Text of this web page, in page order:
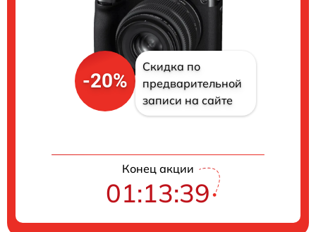
-20%
Скидка по
предварительной
записи на сайте
Конец акции
01:13:38